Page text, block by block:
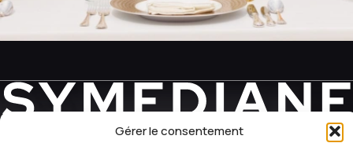
Gérer le consentement